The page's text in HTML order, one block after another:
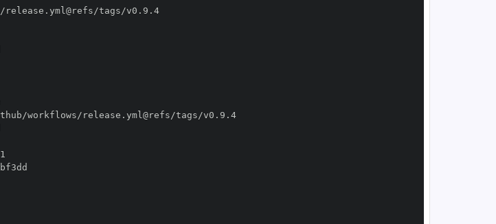
pkcs11/.github/workflows/release.yml@refs/tags/v0.9.4
pkcs11/.github/workflows/release.yml@refs/tags/v0.9.4